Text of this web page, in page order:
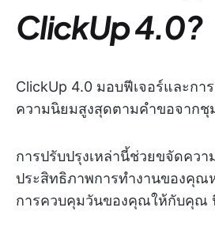
ClickUp 4.0?
ClickUp 4.0 มอบฟีเจอร์และกา
ความนิยมสูงสุดตามคำขอจากชุ
การปรับปรุงเหล่านี้ช่วยขจัดควา
ประสิทธิภาพการทำงานของคุณ
การควบคุมวันของคุณให้กับคุณ